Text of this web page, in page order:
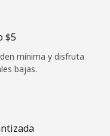
⁦$5⁩
mínima y disfruta
bajas.